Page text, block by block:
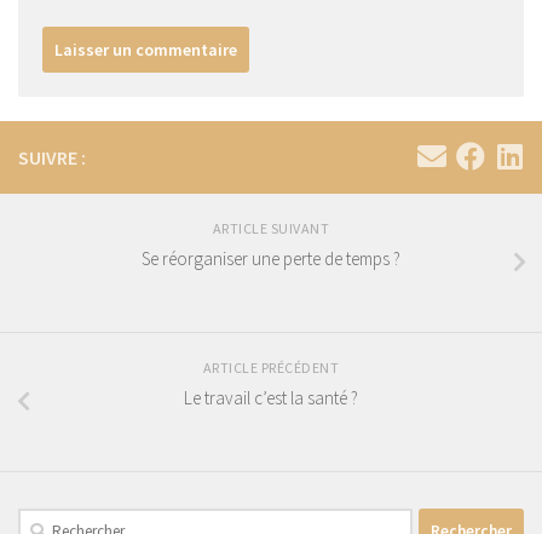
SUIVRE :
ARTICLE SUIVANT
Se réorganiser une perte de temps ?
ARTICLE PRÉCÉDENT
Le travail c’est la santé ?
Rechercher :